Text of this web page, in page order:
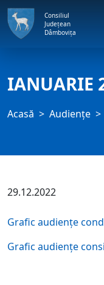
Consiliul
Județean
Dâmbovița
IANUARIE
Acasă Audienţe
29.12.2022
Grafic audiențe
Grafic audiențe